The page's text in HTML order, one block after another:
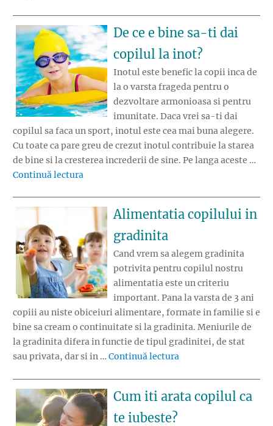
De ce e bine sa-ti dai
copilul la inot?
Inotul este benefic la copii inca de
la o varsta frageda pentru o
dezvoltare armonioasa si pentru
imunitate. Daca vrei sa-ti dai
copilul sa faca un sport, inotul este cea mai buna alegere.
Cu toate ca pare greu de crezut inotul contribuie la starea
de bine si la cresterea increderii de sine. Pe langa aceste …
Continuă lectura
Alimentatia copilului in
gradinita
Cand vrem sa alegem gradinita
potrivita pentru copilul nostru
alimentatia este un criteriu
important. Pana la varsta de 3 ani
copiii au niste obiceiuri alimentare, formate in familie si e
bine sa cream o continuitate si la gradinita. Meniurile de
la gradinita difera in functie de tipul gradinitei, de stat
sau privata, dar si in … Continuă lectura
Cum iti arata copilul ca
te iubeste?